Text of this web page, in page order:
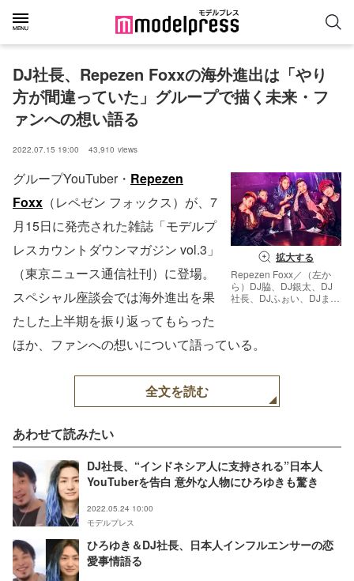
DJ社長、Repezen Foxxの海外進出は「やり
方が間違っていた」グループで描く未来・フ
ァンへの想い語る
2022.07.15 19:00 43,910 views
拡大する
Repezen Foxx／（左か
ら）DJ脇、DJ銀太、DJ
社長、DJふぉい、DJまる
グループYouTuber・ Repezen
Foxx （レペゼン フォックス）が、7
月15日に発売された雑誌「モデルプ
レスカウントダウンマガジン vol.3」
（東京ニュース通信社刊）に登場。
スペシャル座談会では海外進出を果
たした上半期を振り返ってもらった
ほか、ファンへの想いについて語っている。
全文を読む
あわせて読みたい
DJ社長、“インドネシア人に支持される”日本人
YouTuberを告白 意外な人物にひろゆきも驚き
2022.05.24 10:00
モデルプレス
ひろゆき＆DJ社長、日本人インフルエンサーの恋
愛事情語る